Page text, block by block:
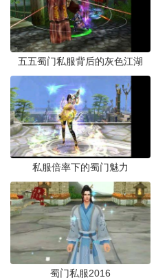
五五蜀门私服背后的灰色江湖
私服倍率下的蜀门魅力
蜀门私服2016